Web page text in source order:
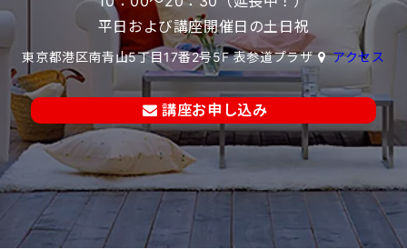
平日および講座開催日の土日祝
東京都港区南青山5丁目17番2号5F 表参道プラザ アクセス
講座お申し込み